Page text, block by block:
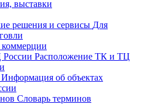
выставки
решения и сервисы Для
коммерции
Расположение ТК и ТЦ
Информация об объектах
Словарь терминов